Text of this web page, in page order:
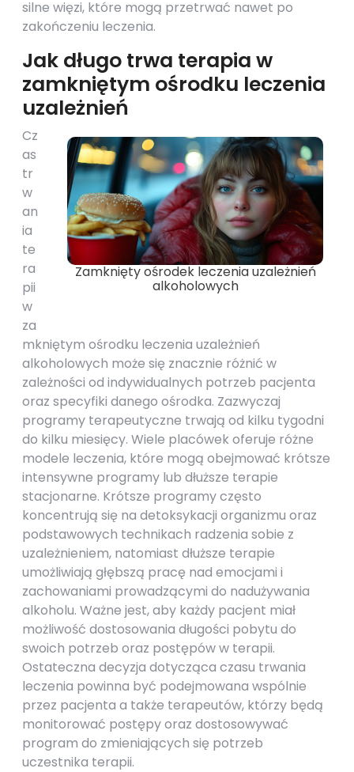
silne więzi, które mogą przetrwać nawet po
zakończeniu leczenia.
Jak długo trwa terapia w
zamkniętym ośrodku leczenia
uzależnień
Zamknięty ośrodek leczenia uzależnień
alkoholowych
Cz
as
tr
w
an
ia
te
ra
pii
w
za
mkniętym ośrodku leczenia uzależnień
alkoholowych może się znacznie różnić w
zależności od indywidualnych potrzeb pacjenta
oraz specyfiki danego ośrodka. Zazwyczaj
programy terapeutyczne trwają od kilku tygodni
do kilku miesięcy. Wiele placówek oferuje różne
modele leczenia, które mogą obejmować krótsze
intensywne programy lub dłuższe terapie
stacjonarne. Krótsze programy często
koncentrują się na detoksykacji organizmu oraz
podstawowych technikach radzenia sobie z
uzależnieniem, natomiast dłuższe terapie
umożliwiają głębszą pracę nad emocjami i
zachowaniami prowadzącymi do nadużywania
alkoholu. Ważne jest, aby każdy pacjent miał
możliwość dostosowania długości pobytu do
swoich potrzeb oraz postępów w terapii.
Ostateczna decyzja dotycząca czasu trwania
leczenia powinna być podejmowana wspólnie
przez pacjenta a także terapeutów, którzy będą
monitorować postępy oraz dostosowywać
program do zmieniających się potrzeb
uczestnika terapii.